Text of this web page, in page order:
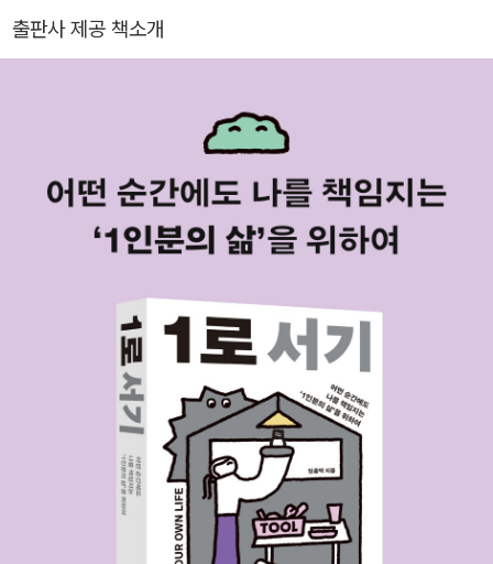
상으로 시대와 현세대의 변화를 읽는 법을 알리고 있다. 1990년대에
바탕으로 〈9급 공무원 세대〉를 연재해 ‘제5회 브런치북 프로젝트’에
서 은상을 받았으며, 이 글을 엮은 《90년생이 온다》는 ‘2018년 올해
이 외에도 IT 전문 서적 《포스퀘어스토리》를 비롯해 《관종의 조건》,
《그건 부당합니다》를 썼고,《팀장, 바로 당신의 조건》을 공저했다.
출판사 제공 책소개